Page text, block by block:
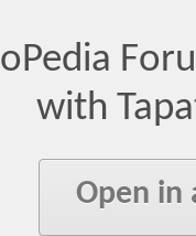
with
Open in